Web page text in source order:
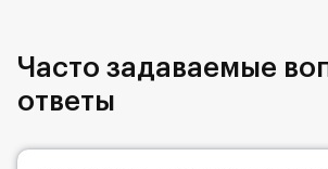
Часто задаваемые
ответы